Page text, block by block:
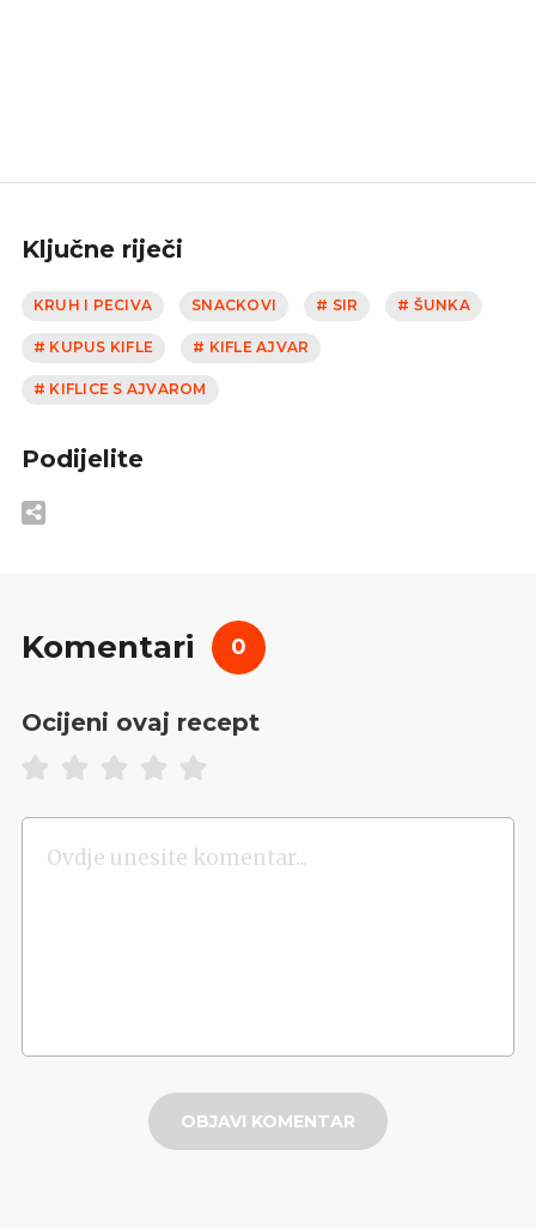
Ključne riječi
KRUH I PECIVA SNACKOVI # SIR # ŠUNKA
# KUPUS KIFLE # KIFLE AJVAR
# KIFLICE S AJVAROM
Podijelite
Komentari 0
Ocijeni ovaj recept
OBJAVI KOMENTAR